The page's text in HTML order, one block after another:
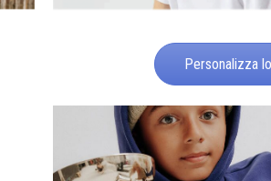
Personalizza